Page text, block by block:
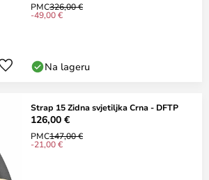
PMC326,00 €
-49,00 €
Na lageru
Strap 15 Zidna svjetiljka Crna - DFTP
126,00 €
PMC147,00 €
-21,00 €